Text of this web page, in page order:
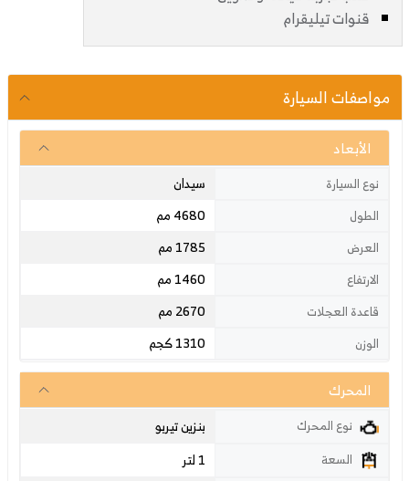
قنوات تيليقرام
مواصفات السيارة
الأبعاد
نوع السيارة سيدان
الطول 4680 مم
العرض 1785 مم
الارتفاع 1460 مم
قاعدة العجلات 2670 مم
الوزن 1310 كجم
المحرك
نوع المحرك بنزين تيربو
السعة 1 لتر